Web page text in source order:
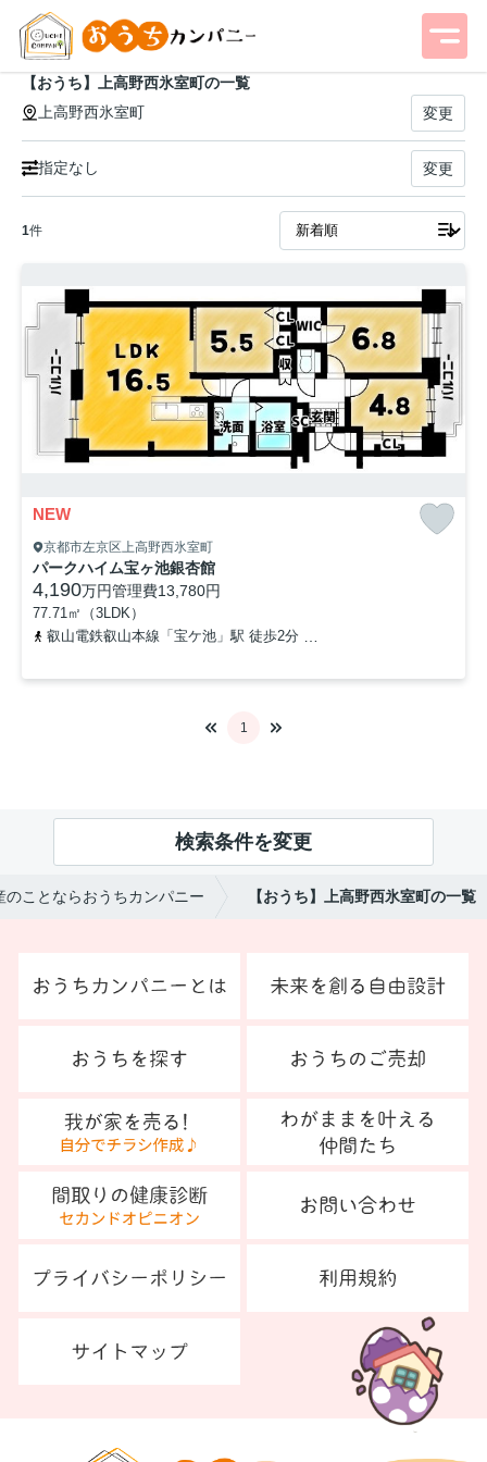
【おうち】上高野西氷室町の一覧
上高野西氷室町
変更
指定なし 変更
1件
NEW
京都市左京区上高野西氷室町
パークハイム宝ヶ池銀杏館
4,190万円管理費13,780円
77.71㎡（3LDK）
叡山電鉄叡山本線「宝ケ池」駅 徒歩2分
1
検索条件を変更
のことならおうちカンパニー 【おうち】上高野西氷室町の一覧